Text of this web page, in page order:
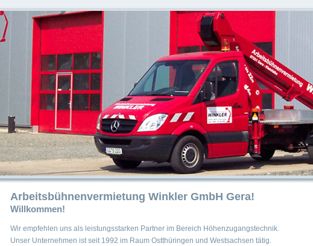
Arbeitsbühnenvermietung Winkler GmbH Gera!
Willkommen!
Wir empfehlen uns als leistungsstarken Partner im Bereich Höhenzugangstechnik.
Unser Unternehmen ist seit 1992 im Raum Ostthüringen und Westsachsen tätig.